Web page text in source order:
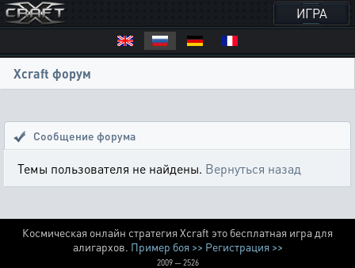
ИГРА
Xcraft форум
Сообщение форума
Темы пользователя не найдены. Вернуться назад
Космическая онлайн стратегия Xcraft это бесплатная игра для
алигархов. Пример боя >> Регистрация >>
2009 — 2526